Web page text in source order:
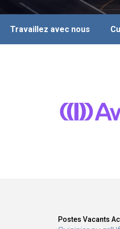
Travaillez avec nous
Postes Vacants